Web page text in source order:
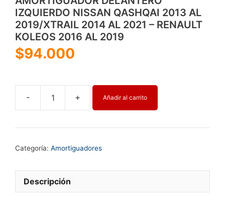
IZQUIERDO NISSAN QASHQAI 2013 AL
2019/XTRAIL 2014 AL 2021 – RENAULT
KOLEOS 2016 AL 2019
$94.000
-
AMORTIGUADOR
IZQUIERDO
QASHQAI
2019/XTRAIL
+ Añadir al carrito
Categoría: Amortiguadores
Descripción